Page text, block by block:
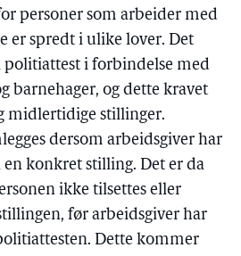
personer som arbeider med
er spredt i ulike lover. Det
politiattest i forbindelse med
barnehager, og dette kravet
midlertidige stillinger.
dersom arbeidsgiver har
konkret stilling. Det er da
ikke tilsettes eller
før arbeidsgiver har
Dette kommer